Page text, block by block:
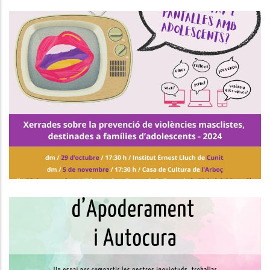
Xerrades De Prevenció De
Violències Masclistes Per A
Famílies D'adolescents
Joventut
INICI DEL GRUP DE SUPORT SOCIAL